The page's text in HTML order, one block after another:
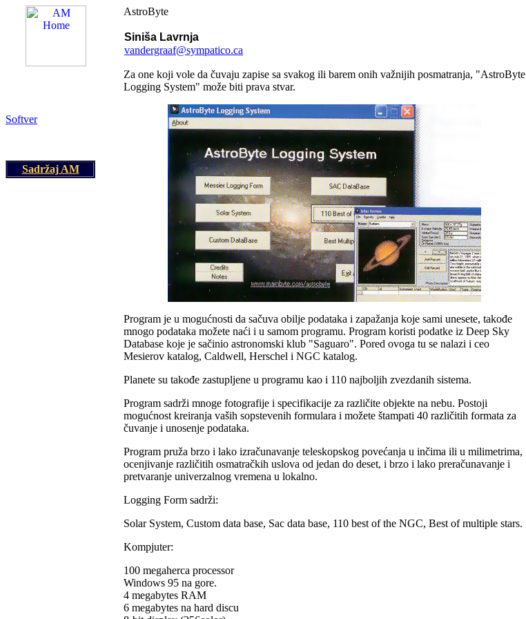
Softver
Sadržaj AM
AstroByte
Siniša Lavrnja
vandergraaf@sympatico.ca
Za one koji vole da čuvaju zapise sa svakog ili barem onih važnijih posmatranja, "AstroByte
Logging System" može biti prava stvar.
Program je u mogućnosti da sačuva obilje podataka i zapažanja koje sami unesete, takođe
mnogo podataka možete naći i u samom programu. Program koristi podatke iz Deep Sky
Database koje je sačinio astronomski klub "Saguaro". Pored ovoga tu se nalazi i ceo
Mesierov katalog, Caldwell, Herschel i NGC katalog.
Planete su takođe zastupljene u programu kao i 110 najboljih zvezdanih sistema.
Program sadrži mnoge fotografije i specifikacije za različite objekte na nebu. Postoji
mogućnost kreiranja vaših sopstevenih formulara i možete štampati 40 različitih formata za
čuvanje i unosenje podataka.
Program pruža brzo i lako izračunavanje teleskopskog povećanja u inčima ili u milimetrima,
ocenjivanje različitih osmatračkih uslova od jedan do deset, i brzo i lako preračunavanje i
pretvaranje univerzalnog vremena u lokalno.
Logging Form sadrži:
Solar System, Custom data base, Sac data base, 110 best of the NGC, Best of multiple stars.
Kompjuter:
100 megaherca processor
Windows 95 na gore.
4 megabytes RAM
6 megabytes na hard discu